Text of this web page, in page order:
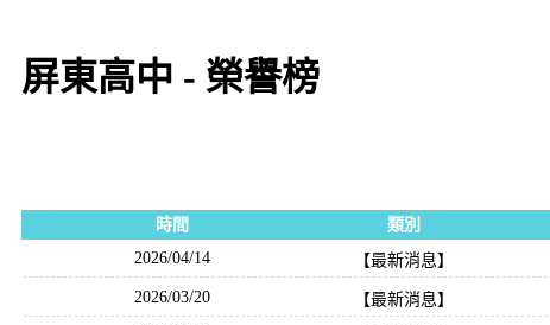
屏東高中 - 榮譽榜
時間 類別
2026/04/14
【最新消息】
2026/03/20 【最新消息】